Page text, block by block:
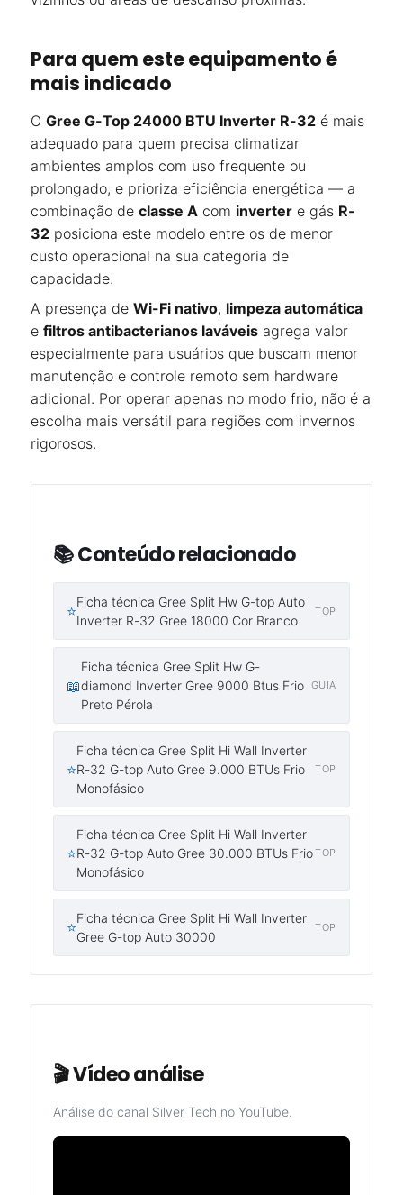
Para quem este equipamento é
mais indicado
O Gree G-Top 24000 BTU Inverter R-32 é mais
adequado para quem precisa climatizar
ambientes amplos com uso frequente ou
prolongado, e prioriza eficiência energética — a
combinação de classe A com inverter e gás R-
32 posiciona este modelo entre os de menor
custo operacional na sua categoria de
capacidade.
A presença de Wi-Fi nativo, limpeza automática
e filtros antibacterianos laváveis agrega valor
especialmente para usuários que buscam menor
manutenção e controle remoto sem hardware
adicional. Por operar apenas no modo frio, não é a
escolha mais versátil para regiões com invernos
rigorosos.
📚 Conteúdo relacionado
⭐
Ficha técnica Gree Split Hw G-top Auto
Inverter R-32 Gree 18000 Cor Branco
TOP
📖
Ficha técnica Gree Split Hw G-
diamond Inverter Gree 9000 Btus Frio
Preto Pérola
GUIA
⭐
Ficha técnica Gree Split Hi Wall Inverter
R-32 G-top Auto Gree 9.000 BTUs Frio
Monofásico
TOP
⭐
Ficha técnica Gree Split Hi Wall Inverter
R-32 G-top Auto Gree 30.000 BTUs Frio
Monofásico
TOP
⭐
Ficha técnica Gree Split Hi Wall Inverter
Gree G-top Auto 30000
TOP
🎬 Vídeo análise
Análise do canal Silver Tech no YouTube.